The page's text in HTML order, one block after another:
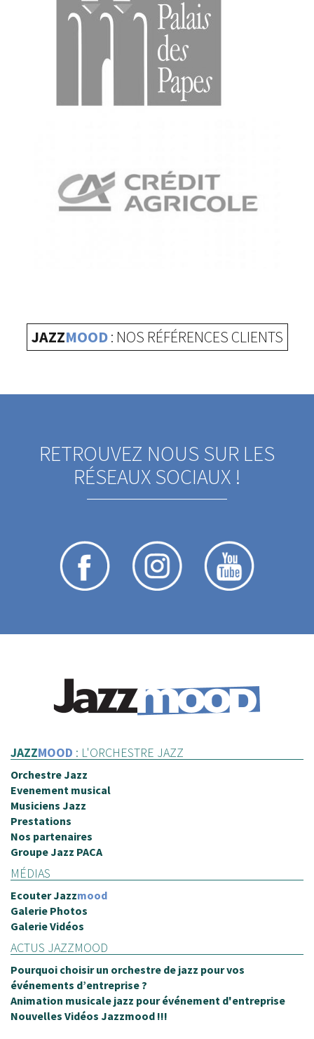
JAZZMOOD: NOS RÉFÉRENCES CLIENTS
RETROUVEZ NOUS SUR LES
RÉSEAUX SOCIAUX !
JAZZMOOD : L'ORCHESTRE JAZZ
Orchestre Jazz
Evenement musical
Musiciens Jazz
Prestations
Nos partenaires
Groupe Jazz PACA
MÉDIAS
EcouterJazzmood
Galerie Photos
Galerie Vidéos
ACTUS JAZZMOOD
Pourquoi choisir un orchestre de jazz pour vos
événements d’entreprise ?
Animation musicale jazz pour événement d'entreprise
Nouvelles Vidéos Jazzmood !!!